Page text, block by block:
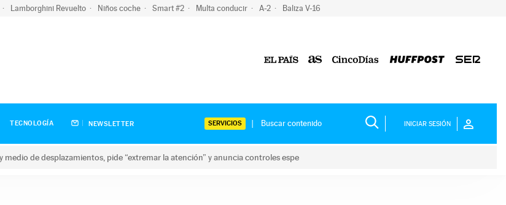
Lamborghini Revuelto Niños coche Smart #2 Multa conducir A-2 Baliza V-16
TECNOLOGÍA NEWSLETTER SERVICIOS INICIAR SESIÓN
medio de desplazamientos, pide “extremar la atención” y anuncia controles espe